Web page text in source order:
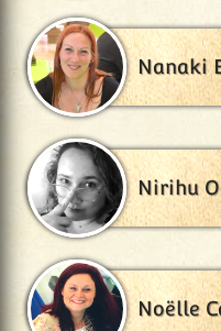
Nanaki
Nirihu
Noëlle